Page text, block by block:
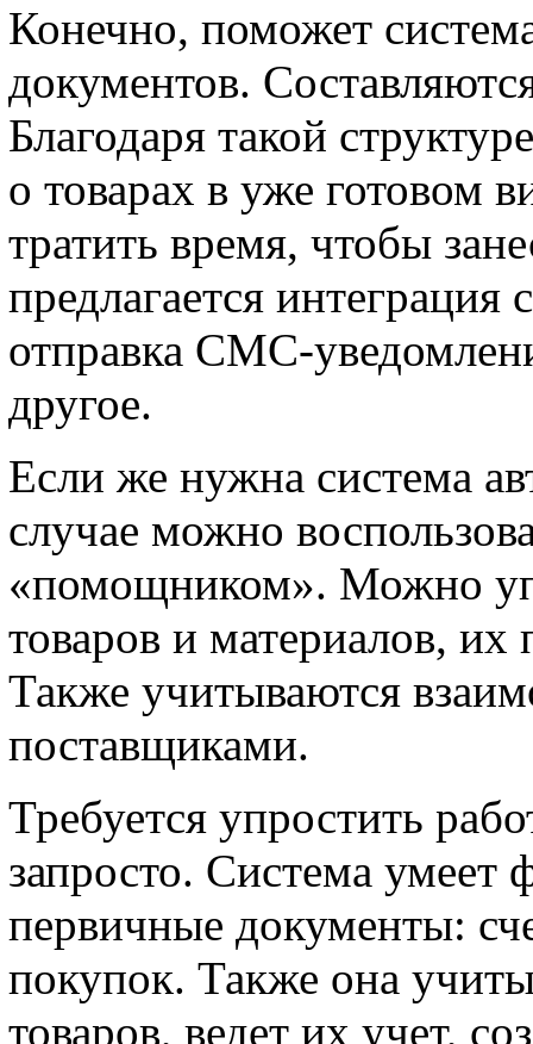
Конечно, поможет
документов.
Благодаря такой
о товарах в уже готовом
тратить время, чтобы
предлагается
отправка СМС-
другое.
Если же нужна система
случае можно
«помощником». Можно
товаров и материалов,
Также учитываются
поставщиками.
Требуется упростить
запросто. Система умеет
первичные документы:
покупок. Также она
товаров, ведет их учет,